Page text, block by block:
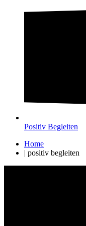
Positiv Begleiten
Home
| positiv begleiten